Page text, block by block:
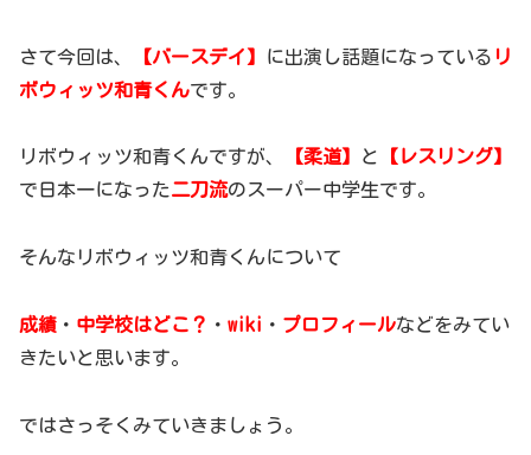
さて今回は、 【バースデイ】 に出演し話題になっている リ
ボウィッツ和青くんです。
リボウィッツ和青くんですが、 【柔道】 と
【レスリング】
で日本一になった二刀流のスーパー中学生です。
そんなリボウィッツ和青くんについて
成績 ・ 中学校はどこ？ ・ wiki ・ プロフィールなどをみてい
きたいと思います。
ではさっそくみていきましょう。